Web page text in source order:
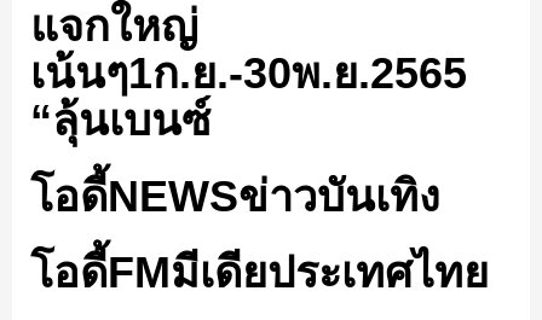
แจกใหญ่
เน้นๆ1ก.ย.-30พ.ย.2565
“ลุ้นเบนซ์
โอดี้NEWSข่าวบันเทิง
โอดี้FMมีเดียประเทศไทย